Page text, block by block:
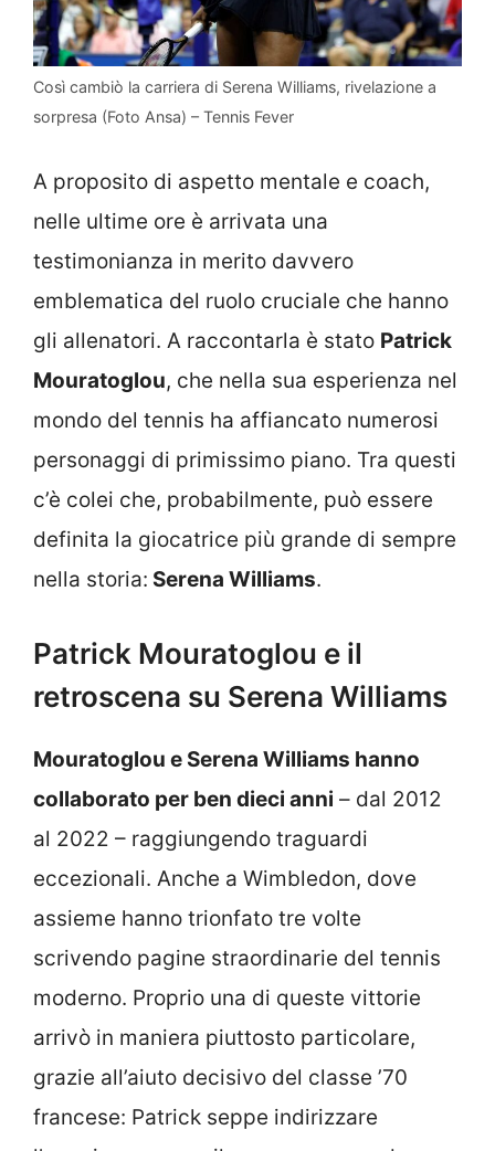
Così cambiò la carriera di Serena Williams, rivelazione a
sorpresa (Foto Ansa) – Tennis Fever
A proposito di aspetto mentale e coach,
nelle ultime ore è arrivata una
testimonianza in merito davvero
emblematica del ruolo cruciale che hanno
gli allenatori. A raccontarla è stato Patrick
Mouratoglou, che nella sua esperienza nel
mondo del tennis ha affiancato numerosi
personaggi di primissimo piano. Tra questi
c’è colei che, probabilmente, può essere
definita la giocatrice più grande di sempre
nella storia: Serena Williams.
Patrick Mouratoglou e il
retroscena su Serena Williams
Mouratoglou e Serena Williams hanno
collaborato per ben dieci anni – dal 2012
al 2022 – raggiungendo traguardi
eccezionali. Anche a Wimbledon, dove
assieme hanno trionfato tre volte
scrivendo pagine straordinarie del tennis
moderno. Proprio una di queste vittorie
arrivò in maniera piuttosto particolare,
grazie all’aiuto decisivo del classe ’70
francese: Patrick seppe indirizzare